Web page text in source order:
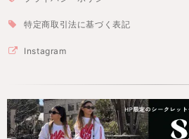
特定商取引法に基づく表記
Instagram